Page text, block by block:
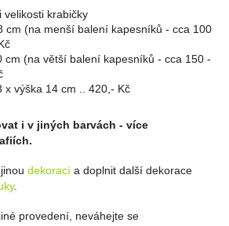
velikosti krabičky
cm (na menší balení kapesníků - cca 100
cm (na větší balení kapesníků - cca 150 -
x výška 14 cm .. 420,- Kč
i v jiných barvách - více
dekorací a doplnit další dekorace
.
provedení, neváhejte se